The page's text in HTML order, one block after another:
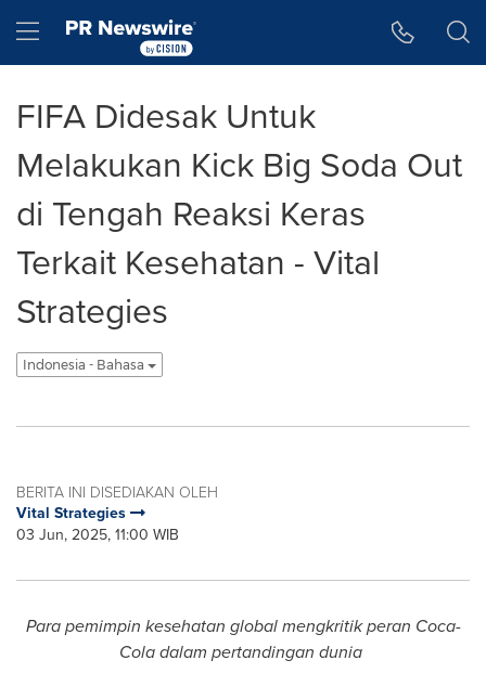
Hamburger menu
FIFA Didesak Untuk
Melakukan Kick Big Soda Out
di Tengah Reaksi Keras
Terkait Kesehatan - Vital
Strategies
Indonesia - Bahasa
BERITA INI DISEDIAKAN OLEH
Vital Strategies
03 Jun, 2025, 11:00 WIB
Para pemimpin kesehatan global mengkritik peran Coca-
Cola dalam pertandingan dunia